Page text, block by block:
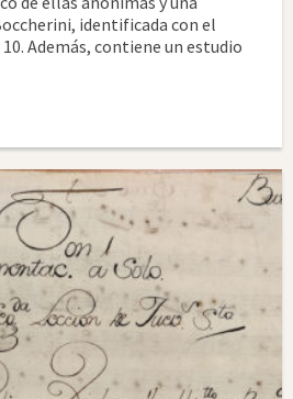
identificada con el
Además, contiene un estudio